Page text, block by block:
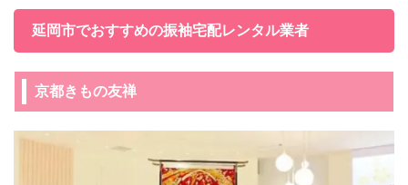
延岡市でおすすめの振袖宅配レンタル業者
京都きもの友禅